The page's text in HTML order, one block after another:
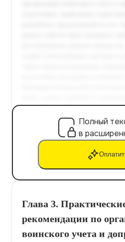
Полный
в
Глава 3.
рекомендации по
воинского учета и